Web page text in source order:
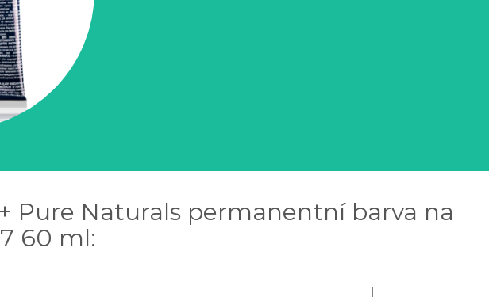
Pure Naturals permanentní barva na
60 ml: